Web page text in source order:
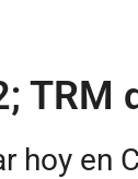
TRM
hoy en